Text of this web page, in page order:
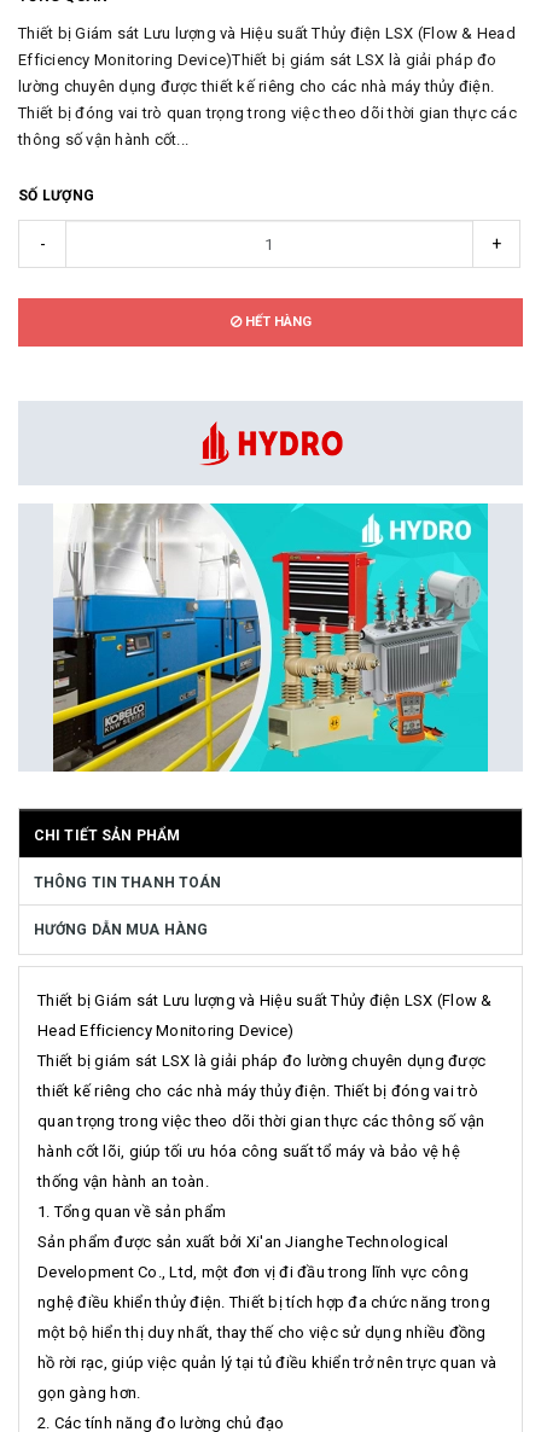
Thiết bị Giám sát Lưu lượng và Hiệu suất Thủy điện LSX (Flow & Head
Efficiency Monitoring Device)Thiết bị giám sát LSX là giải pháp đo
lường chuyên dụng được thiết kế riêng cho các nhà máy thủy điện.
Thiết bị đóng vai trò quan trọng trong việc theo dõi thời gian thực các
thông số vận hành cốt...
SỐ LƯỢNG
- +
HẾT HÀNG
CHI TIẾT SẢN PHẨM
THÔNG TIN THANH TOÁN
HƯỚNG DẪN MUA HÀNG
Thiết bị Giám sát Lưu lượng và Hiệu suất Thủy điện LSX (Flow &
Head Efficiency Monitoring Device)
Thiết bị giám sát LSX là giải pháp đo lường chuyên dụng được
thiết kế riêng cho các nhà máy thủy điện. Thiết bị đóng vai trò
quan trọng trong việc theo dõi thời gian thực các thông số vận
hành cốt lõi, giúp tối ưu hóa công suất tổ máy và bảo vệ hệ
thống vận hành an toàn.
1. Tổng quan về sản phẩm
Sản phẩm được sản xuất bởi Xi'an Jianghe Technological
Development Co., Ltd, một đơn vị đi đầu trong lĩnh vực công
nghệ điều khiển thủy điện. Thiết bị tích hợp đa chức năng trong
một bộ hiển thị duy nhất, thay thế cho việc sử dụng nhiều đồng
hồ rời rạc, giúp việc quản lý tại tủ điều khiển trở nên trực quan và
gọn gàng hơn.
2. Các tính năng đo lường chủ đạo